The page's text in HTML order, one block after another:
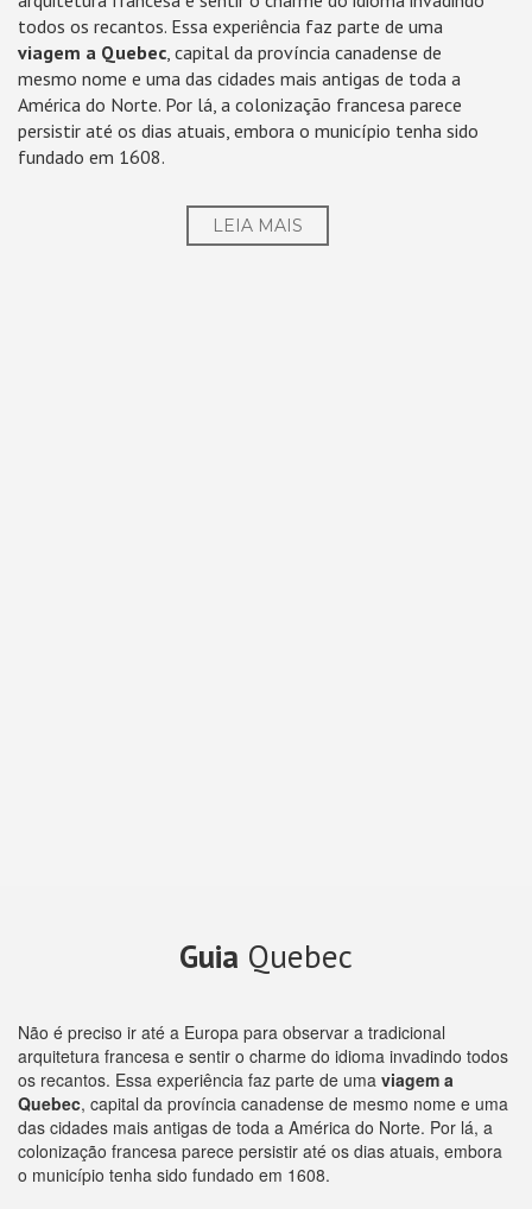
todos os recantos. Essa experiência faz parte de uma
viagem a Quebec, capital da província canadense de
mesmo nome e uma das cidades mais antigas de toda a
América do Norte. Por lá, a colonização francesa parece
persistir até os dias atuais, embora o município tenha sido
fundado em 1608.
LEIA MAIS
Guia Quebec
Não é preciso ir até a Europa para observar a tradicional
arquitetura francesa e sentir o charme do idioma invadindo todos
os recantos. Essa experiência faz parte de uma viagem a
Quebec, capital da província canadense de mesmo nome e uma
das cidades mais antigas de toda a América do Norte. Por lá, a
colonização francesa parece persistir até os dias atuais, embora
o município tenha sido fundado em 1608.